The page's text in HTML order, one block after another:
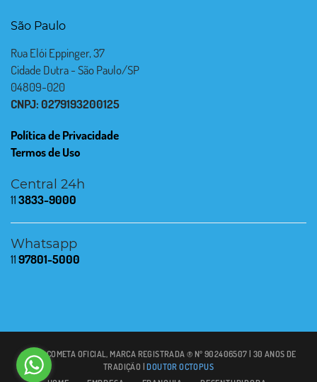
São Paulo
Rua Elói Eppinger, 37
Cidade Dutra - São Paulo/SP
04809-020
CNPJ: 0279193200125
Política de Privacidade
Termos de Uso
Central 24h
113833-9000
Whatsapp
1197801-5000
© 2021 COMETA OFICIAL, MARCA REGISTRADA ® Nº 902406507 | 30 ANOS DE
TRADIÇÃO |DOUTOR OCTOPUS